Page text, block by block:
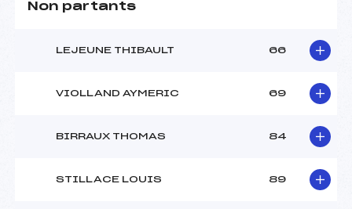
Non partants
LEJEUNE THIBAULT 66
VIOLLAND AYMERIC 69
BIRRAUX THOMAS 84
STILLACE LOUIS 89